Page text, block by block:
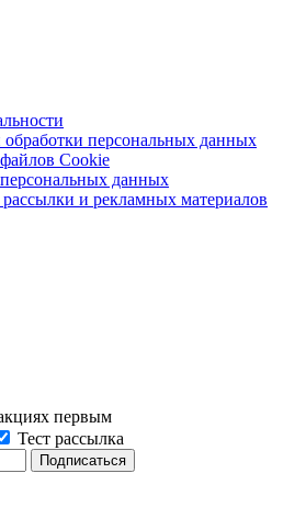
персональных данных
Cookie
данных
и рекламных материалов
первым
Тест рассылка